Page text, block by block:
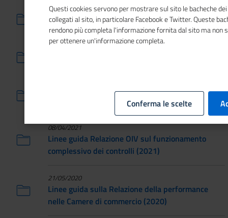
20/06/2023
Linee guida Valutazione Partecipativa (2021)
Linee guida Report controllo strategico (2021)
08/04/2021
Linee guida Relazione OIV sul funzionamento
complessivo dei controlli (2021)
21/05/2020
Linee guida sulla Relazione della performance
nelle Camere di commercio (2020)
Questi cookies servono per mostrare sul sito le bacheche
collegati al sito, in particolare Facebook e Twitter. Queste
rendono più completa l'informazione fornita dal sito ma non
per ottenere un'informazione completa.
Conferma le scelte